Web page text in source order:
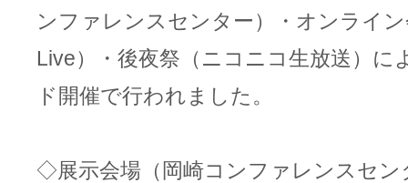
ンファレンスセンター）・オンライ
Live）・後夜祭（ニコニコ生放送）に
ド開催で行われました。
◇展示会場（岡崎コンファレンスセン